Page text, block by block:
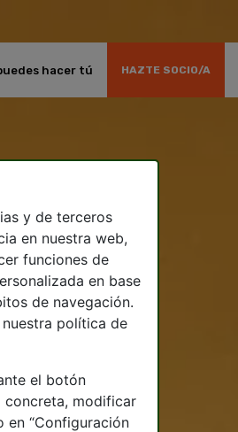
hacer tú HAZTE SOCIO/A
y de terceros
en nuestra web,
funciones de
en base
de navegación.
política de
el botón
concreta, modificar
en “Configuración